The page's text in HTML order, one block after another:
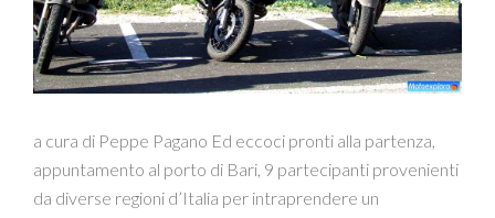
a cura di Peppe Pagano Ed eccoci pronti alla partenza,
appuntamento al porto di Bari, 9 partecipanti provenienti
da diverse regioni d’Italia per intraprendere un